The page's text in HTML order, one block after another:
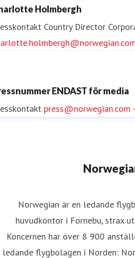
Holmbergh
Country Director
ENDAST för media
press@norwegian.com
Norwegian är en ledande
huvudkontor i Fornebu, strax
Koncernen har över 8 900
ledande flygbolagen i Norden: